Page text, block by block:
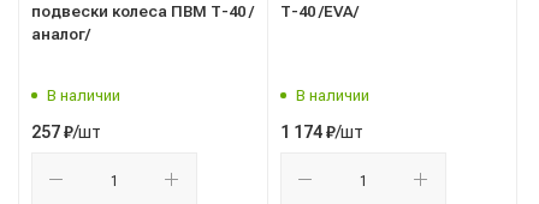
подвески колеса ПВМ Т-40 /
аналог/
В наличии
257₽/шт
Т-40 /EVA/
В наличии
1 174₽/шт